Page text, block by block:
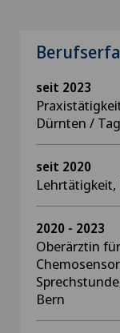
seit 2023
Dürnten /
seit 2020
2020 - 2023
Oberärztin
Bern